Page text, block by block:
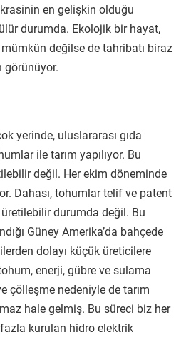
en gelişkin olduğu
durumda. Ekolojik bir hayat,
değilse de tahribatı biraz
yerinde, uluslararası gıda
ile tarım yapılıyor. Bu
değil. Her ekim döneminde
Dahası, tohumlar telif ve patent
durumda değil. Bu
Güney Amerika’da bahçede
dolayı küçük üreticilere
enerji, gübre ve sulama
çölleşme nedeniyle de tarım
hale gelmiş. Bu süreci biz her
kurulan hidro elektrik